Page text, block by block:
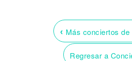
‹ Más conciertos de
Regresar a